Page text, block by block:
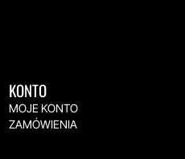
KONTO
MOJE KONTO
ZAMÓWIENIA